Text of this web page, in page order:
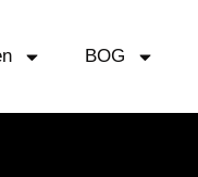
BOG